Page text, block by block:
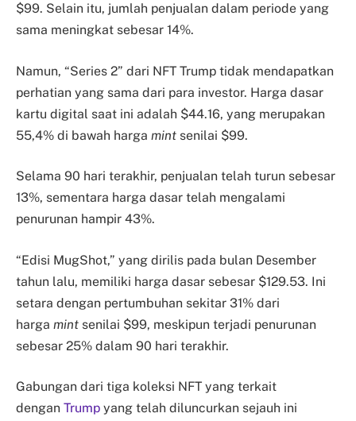
$99. Selain itu, jumlah penjualan dalam periode yang
sama meningkat sebesar 14%.
Namun, “Series 2” dari NFT Trump tidak mendapatkan
perhatian yang sama dari para investor. Harga dasar
kartu digital saat ini adalah $44.16, yang merupakan
55,4% di bawah harga mint senilai $99.
Selama 90 hari terakhir, penjualan telah turun sebesar
13%, sementara harga dasar telah mengalami
penurunan hampir 43%.
“Edisi MugShot,” yang dirilis pada bulan Desember
tahun lalu, memiliki harga dasar sebesar $129.53. Ini
setara dengan pertumbuhan sekitar 31% dari
harga mint senilai $99, meskipun terjadi penurunan
sebesar 25% dalam 90 hari terakhir.
Gabungan dari tiga koleksi NFT yang terkait
dengan Trump yang telah diluncurkan sejauh ini